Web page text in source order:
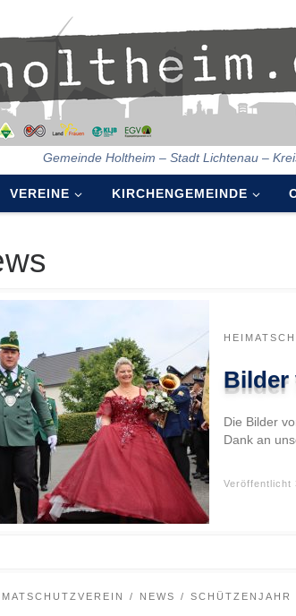
Gemeinde Holtheim – Stadt Lichtenau –
VEREINE KIRCHENGEMEINDE
Bilder
Die Bilder
Dank an
Veröffentlicht
NEWS SCHÜTZENJAHR